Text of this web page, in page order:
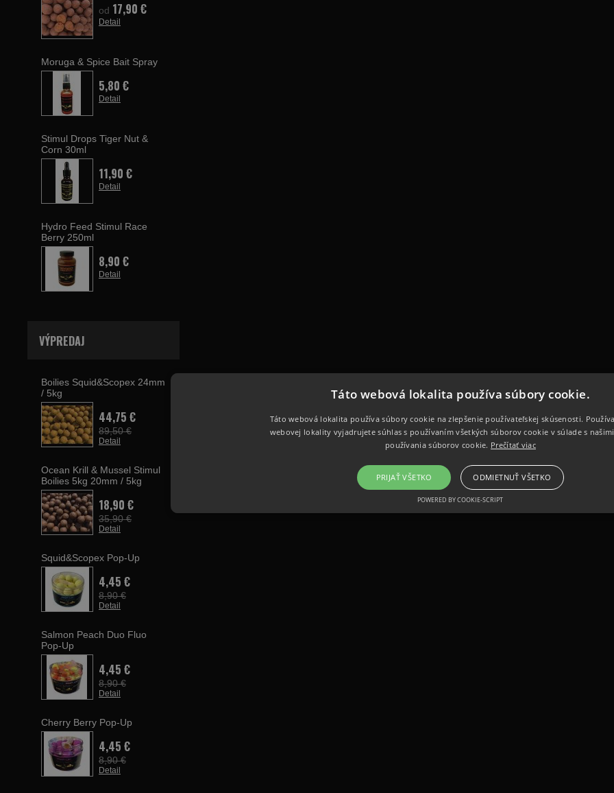
od 17,90 €
Detail
Moruga & Spice Bait Spray
5,80 €
Detail
Stimul Drops Tiger Nut &
Corn 30ml
11,90 €
Detail
Hydro Feed Stimul Race
Berry 250ml
8,90 €
Detail
VÝPREDAJ
Boilies Squid&Scopex 24mm
/ 5kg
44,75 €
89,50 €
Detail
Ocean Krill & Mussel Stimul
Boilies 5kg 20mm / 5kg
18,90 €
35,90 €
Detail
Squid&Scopex Pop-Up
4,45 €
8,90 €
Detail
Salmon Peach Duo Fluo
Pop-Up
4,45 €
8,90 €
Detail
Cherry Berry Pop-Up
4,45 €
8,90 €
Detail
Táto webová lokalita používa súbory cookie.
Táto webová lokalita používa súbory cookie na zlepšenie používateľskej skúsenosti.
webovej lokality vyjadrujete súhlas s používaním všetkých súborov cookie v súlade s
používania súborov cookie. Prečítať viac
PRIJAŤ VŠETKO ODMIETNUŤ VŠETKO
POWERED BY COOKIE-SCRIPT